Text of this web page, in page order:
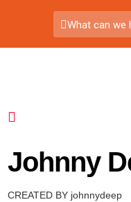
What can we
Johnny
CREATED BY johnnydeep